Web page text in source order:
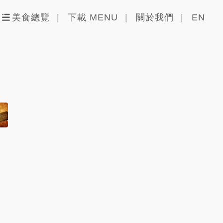
美食總覽 下載 MENU 關於我們 EN